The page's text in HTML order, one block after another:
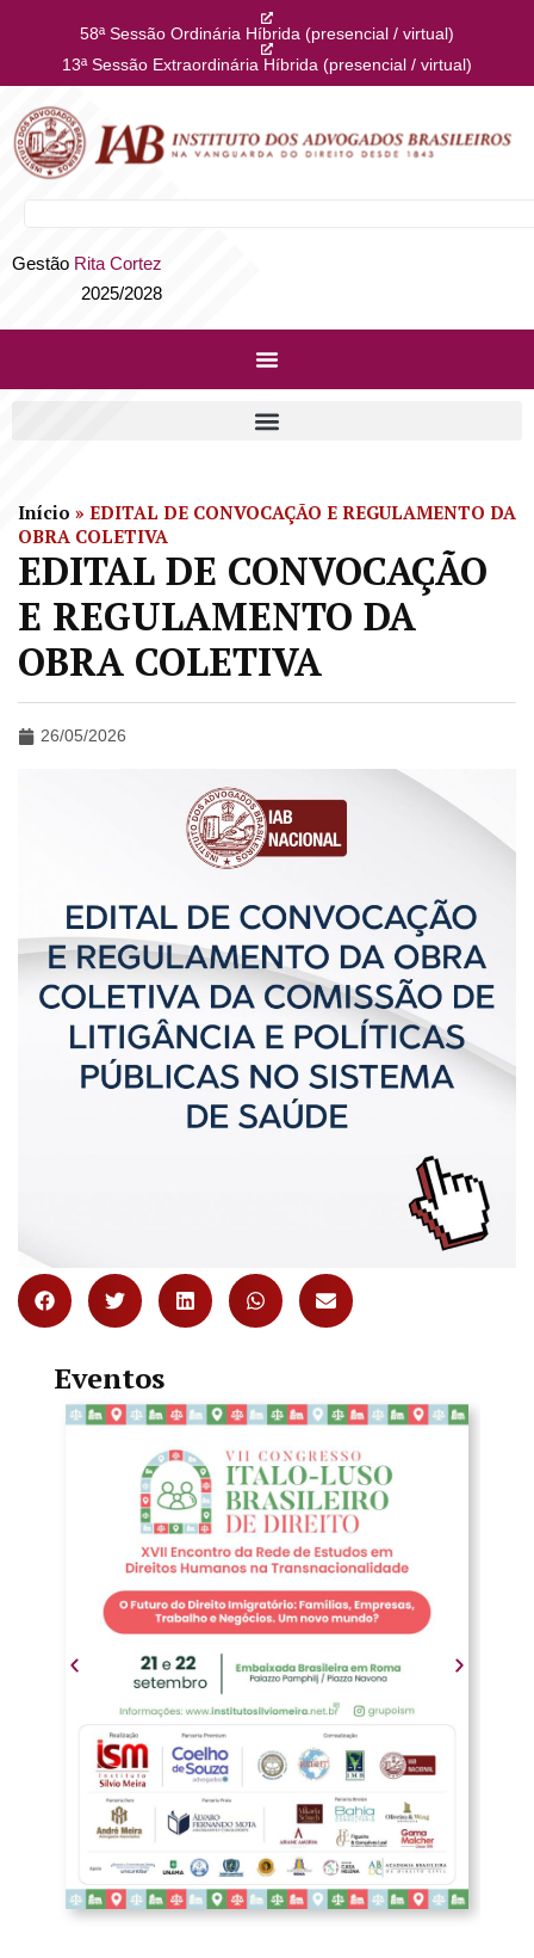
58ª Sessão Ordinária Híbrida (presencial / virtual)
13ª Sessão Extraordinária Híbrida (presencial / virtual)
Gestão Rita Cortez
2025/2028
Início » EDITAL DE CONVOCAÇÃO E REGULAMENTO DA
OBRA COLETIVA
EDITAL DE CONVOCAÇÃO
E REGULAMENTO DA
OBRA COLETIVA
26/05/2026
Eventos